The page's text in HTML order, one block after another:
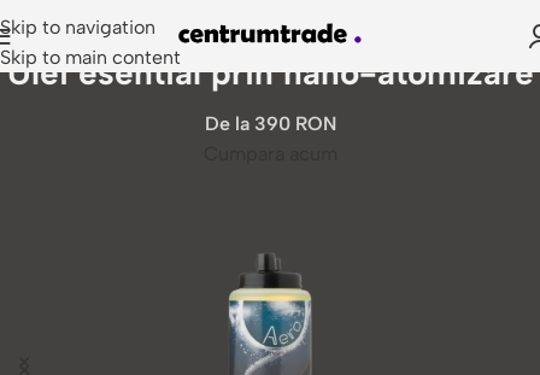
Skip to navigation
Skip to main content
Ulei esential prin nano-atomizare
De la 390 RON